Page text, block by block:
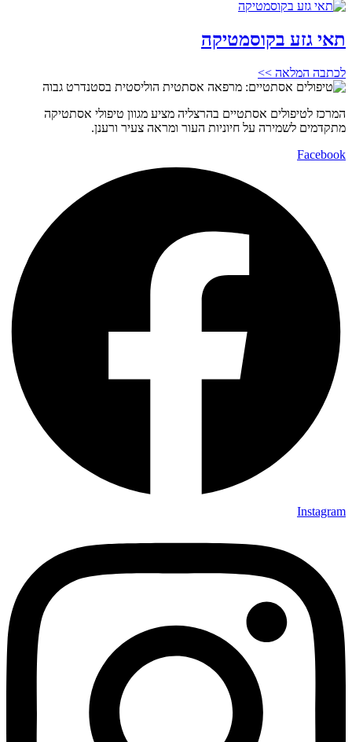
תאי גזע בקוסמטיקה
לכתבה המלאה >>
המרכז לטיפולים אסתטיים בהרצליה מציע מגוון טיפולי אסתטיקה
מתקדמים לשמירה על חיוניות העור ומראה צעיר ורענן.
Facebook
Instagram